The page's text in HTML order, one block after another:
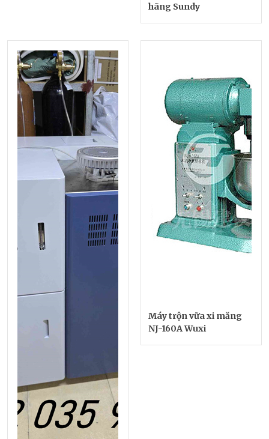
hãng Sundy
Máy trộn vữa xi măng
NJ-160A Wuxi